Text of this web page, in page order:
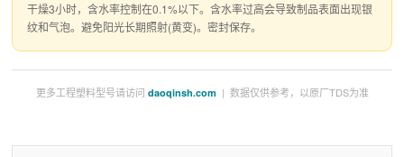
干燥3小时，含水率控制在0.1%以下。含水率过高会导致制品表面出现银
纹和气泡。避免阳光长期照射(黄变)。密封保存。
更多工程塑料型号请访问 daoqinsh.com | 数据仅供参考，以原厂TDS为准